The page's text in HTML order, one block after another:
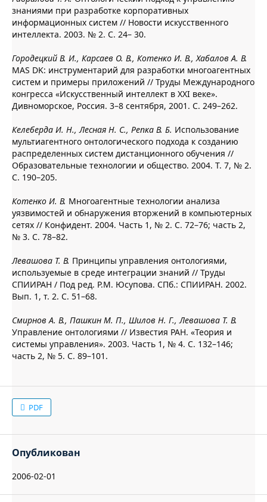
знаниями при разработке корпоративных
информационных систем // Новости искусственного
интеллекта. 2003. № 2. С. 24– 30.
Городецкий В. И., Карсаев О. В., Котенко И. В., Хабалов А. В.
MAS DK: инструментарий для разработки многоагентных
систем и примеры приложений // Труды Международного
конгресса «Искусственный интеллект в XXI веке».
Дивноморское, Россия. 3–8 сентября, 2001. С. 249–262.
Келеберда И. Н., Лесная Н. С., Репка В. Б. Использование
мультиагентного онтологического подхода к созданию
распределенных систем дистанционного обучения //
Образовательные технологии и общество. 2004. Т. 7, № 2.
С. 190–205.
Котенко И. В. Многоагентные технологии анализа
уязвимостей и обнаружения вторжений в компьютерных
сетях // Конфидент. 2004. Часть 1, № 2. С. 72–76; часть 2,
№ 3. С. 78–82.
Левашова Т. В. Принципы управления онтологиями,
используемые в среде интеграции знаний // Труды
СПИИРАН / Под ред. Р.М. Юсупова. СПб.: СПИИРАН. 2002.
Вып. 1, т. 2. С. 51–68.
Смирнов А. В., Пашкин М. П., Шилов Н. Г., Левашова Т. В.
Управление онтологиями // Известия РАН. «Теория и
системы управления». 2003. Часть 1, № 4. С. 132–146;
часть 2, № 5. С. 89–101.
PDF
Опубликован
2006-02-01